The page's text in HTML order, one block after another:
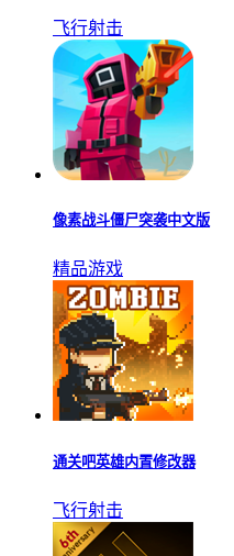
飞行射击
像素战斗僵尸突袭中文版
精品游戏
通关吧英雄内置修改器
飞行射击